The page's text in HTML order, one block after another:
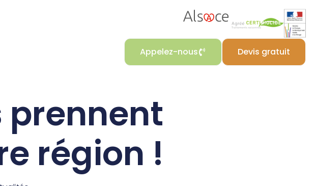
Appelez-nous Devis gratuit
prennent
région !